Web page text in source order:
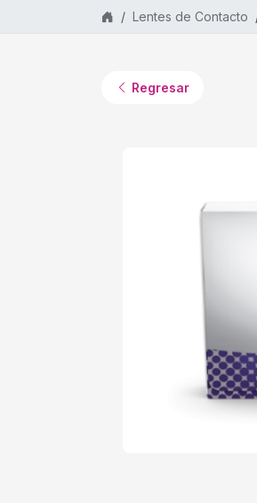
Saltar al contenido principalLentes de Contacto
Regresar